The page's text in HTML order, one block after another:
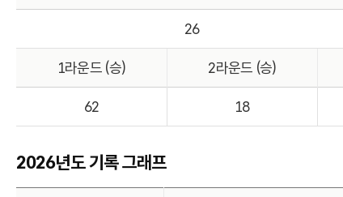
26
1라운드 (승) 2라운드 (승)
62 18
2026년도 기록 그래프